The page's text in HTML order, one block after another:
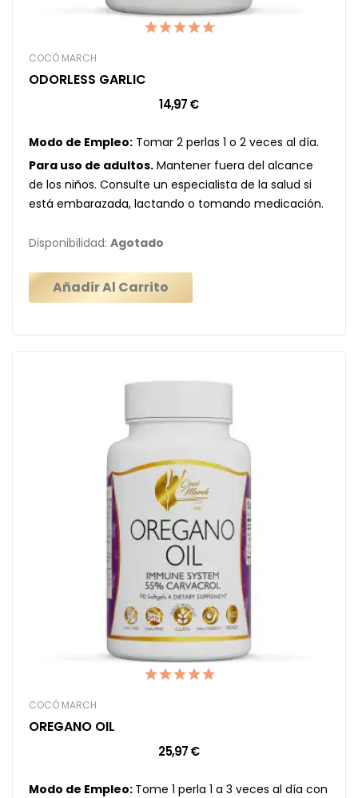
COCÓ MARCH
ODORLESS GARLIC
14,97 €
Modo de Empleo: Tomar 2 perlas 1 o 2 veces al día.
Para uso de adultos. Mantener fuera del alcance
de los niños. Consulte un especialista de la salud si
está embarazada, lactando o tomando medicación.
Disponibilidad: Agotado
Añadir Al Carrito
COCÓ MARCH
OREGANO OIL
25,97 €
Modo de Empleo: Tome 1 perla 1 a 3 veces al día con